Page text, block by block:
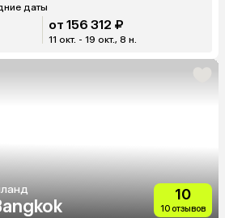
даты
от 156 312 ₽
11 окт. - 19 окт., 8 н.
10
10 отзывов